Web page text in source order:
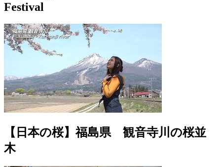
Festival
【日本の桜】福島県 観音寺川の桜並
木